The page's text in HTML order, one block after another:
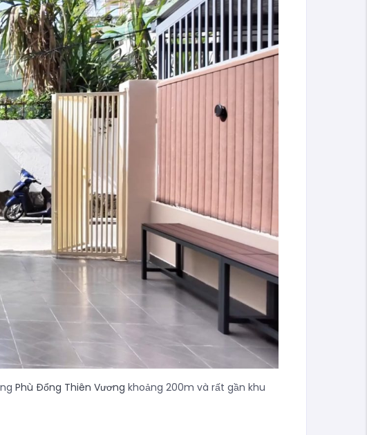
Phù Đổng Thiên Vương khoảng 200m và rất gần khu